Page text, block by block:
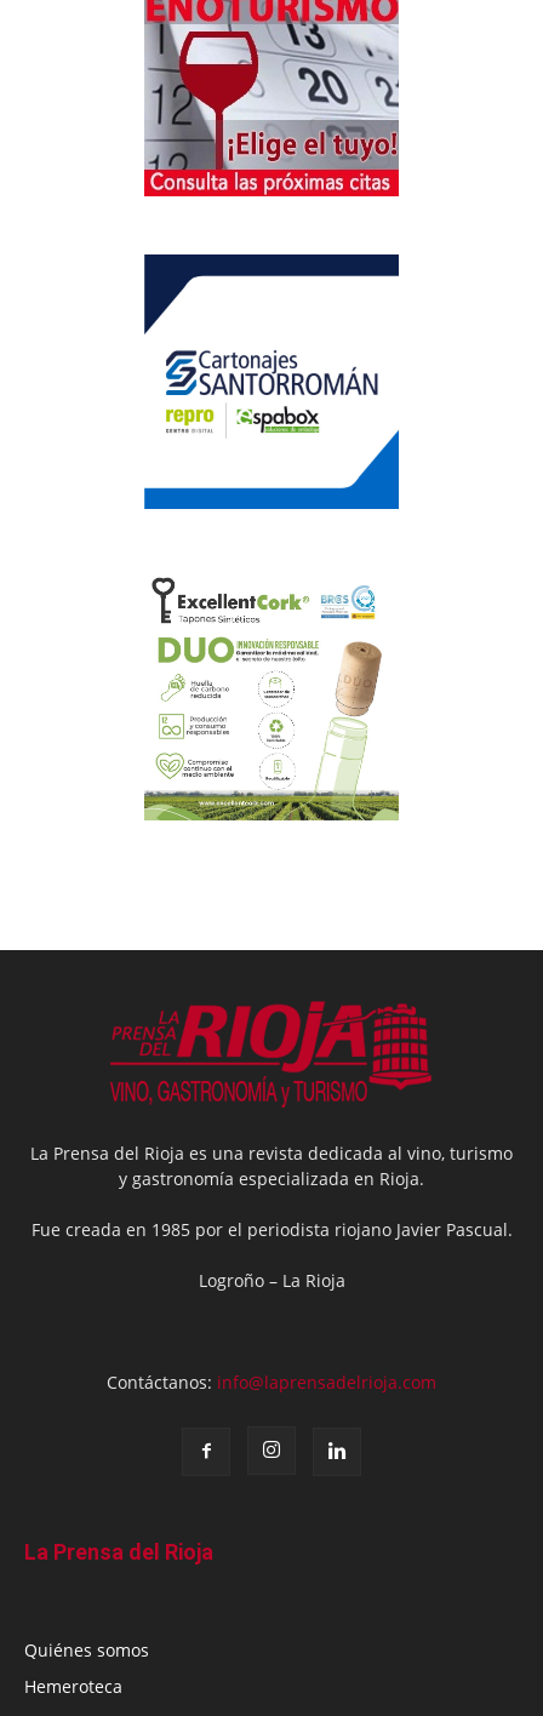
La Prensa del Rioja es una revista dedicada al vino, turismo
y gastronomía especializada en Rioja.
Fue creada en 1985 por el periodista riojano Javier Pascual.
Logroño – La Rioja
Contáctanos: info@laprensadelrioja.com
La Prensa del Rioja
Quiénes somos
Hemeroteca